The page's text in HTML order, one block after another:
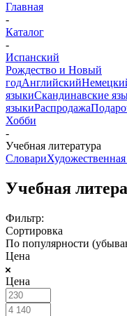
Главная
-
Каталог
-
Испанский
Рождество и Новый
годАнглийский
языкиСкандинавские
языкиРаспродажа
Хобби
-
Учебная литература
СловариХудожественная
Учебная
Фильтр:
Сортировка
По популярности
Цена
Цена